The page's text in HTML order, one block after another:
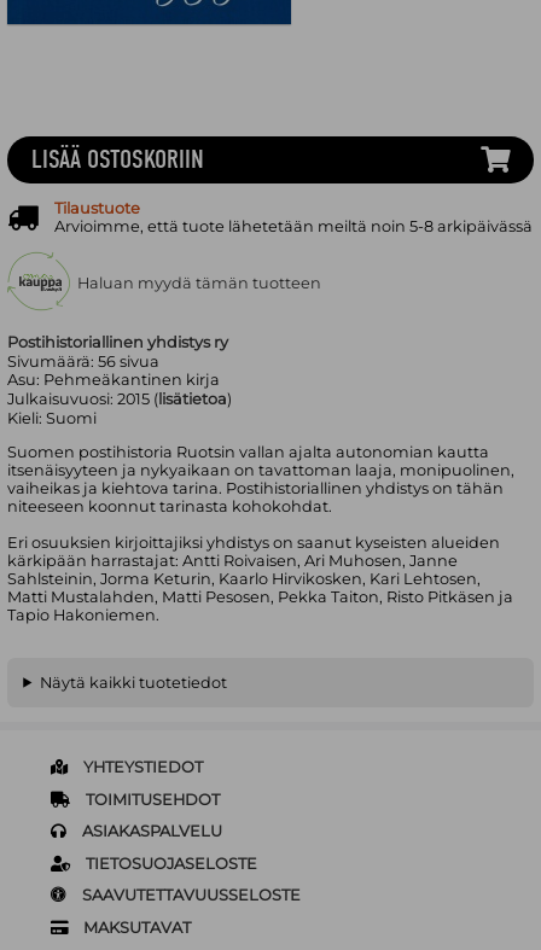
Postihistoriallinen yhdistys ry
Sivumäärä:56 sivua
Asu: Pehmeäkantinen kirja
Julkaisuvuosi:2015 ( lisätietoa)
Kieli:Suomi
Suomen postihistoria Ruotsin vallan ajalta autonomian kautta
itsenäisyyteen ja nykyaikaan on tavattoman laaja, monipuolinen,
vaiheikas ja kiehtova tarina. Postihistoriallinen yhdistys on tähän
niteeseen koonnut tarinasta kohokohdat.
Eri osuuksien kirjoittajiksi yhdistys on saanut kyseisten alueiden
kärkipään harrastajat: Antti Roivaisen, Ari Muhosen, Janne
Sahlsteinin, Jorma Keturin, Kaarlo Hirvikosken, Kari Lehtosen,
Matti Mustalahden, Matti Pesosen, Pekka Taiton, Risto Pitkäsen ja
Tapio Hakoniemen.
LISÄÄ OSTOSKORIIN
Tilaustuote
Arvioimme, että tuote lähetetään meiltä noin 5-8 arkipäivässä
Haluan myydä tämän tuotteen
Näytä kaikki tuotetiedot
YHTEYSTIEDOT
TOIMITUSEHDOT
ASIAKASPALVELU
TIETOSUOJASELOSTE
SAAVUTETTAVUUSSELOSTE
MAKSUTAVAT